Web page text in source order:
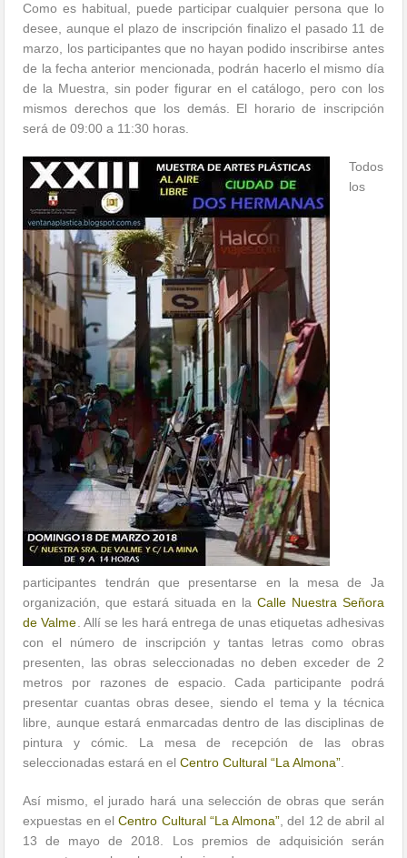
Como es habitual, puede participar cualquier persona que lo
desee, aunque el plazo de inscripción finalizo el pasado 11 de
marzo, los participantes que no hayan podido inscribirse antes
de la fecha anterior mencionada, podrán hacerlo el mismo día
de la Muestra, sin poder figurar en el catálogo, pero con los
mismos derechos que los demás. El horario de inscripción
será de 09:00 a 11:30 horas.
Todos
los
participantes tendrán que presentarse en la mesa de Ja
organización, que estará situada en la Calle Nuestra Señora
de Valme . Allí se les hará entrega de unas etiquetas adhesivas
con el número de inscripción y tantas letras como obras
presenten, las obras seleccionadas no deben exceder de 2
metros por razones de espacio. Cada participante podrá
presentar cuantas obras desee, siendo el tema y la técnica
libre, aunque estará enmarcadas dentro de las disciplinas de
pintura y cómic. La mesa de recepción de las obras
seleccionadas estará en elCentro Cultural “La Almona”
Así mismo, el jurado hará una selección de obras que serán
expuestas en elCentro Cultural “La Almona” , del 12 de abril al
13 de mayo de 2018. Los premios de adquisición serán